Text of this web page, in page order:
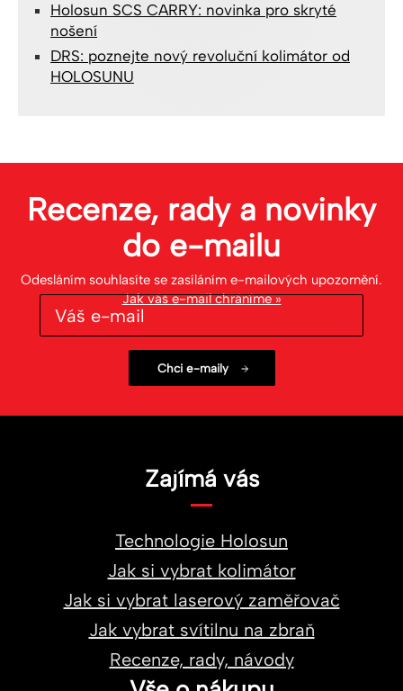
Holosun SCS CARRY: novinka pro skryté
nošení
DRS: poznejte nový revoluční kolimátor od
HOLOSUNU
Recenze, rady a novinky
do e-mailu
Odesláním souhlasíte se zasíláním e-mailových upozornění.
Jak váš e-mail chráníme »
Zajímá vás
Technologie Holosun
Jak si vybrat kolimátor
Jak si vybrat laserový zaměřovač
Jak vybrat svítilnu na zbraň
Recenze, rady, návody